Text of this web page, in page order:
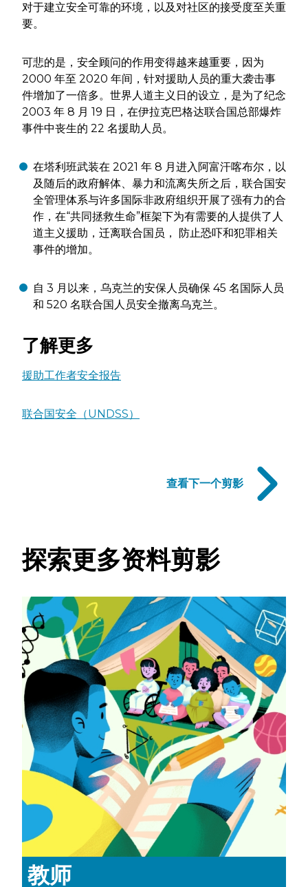
对于建立安全可靠的环境，以及对社区的接受度至关重
要。
可悲的是，安全顾问的作用变得越来越重要，因为
2000 年至 2020 年间，针对援助人员的重大袭击事
件增加了一倍多。世界人道主义日的设立，是为了纪念
2003 年 8 月 19 日，在伊拉克巴格达联合国总部爆炸
事件中丧生的 22 名援助人员。
在塔利班武装在 2021 年 8 月进入阿富汗喀布尔，以
及随后的政府解体、暴力和流离失所之后，联合国安
全管理体系与许多国际非政府组织开展了强有力的合
作，在“共同拯救生命”框架下为有需要的人提供了人
道主义援助，迁离联合国员， 防止恐吓和犯罪相关
事件的增加。
自 3 月以来，乌克兰的安保人员确保 45 名国际人员
和 520 名联合国人员安全撤离乌克兰。
了解更多
援助工作者安全报告
联合国安全（UNDSS）
LINKS
查看下一个剪影
探索更多资料剪影
EXPLORE
MORE
PROFILES
教师